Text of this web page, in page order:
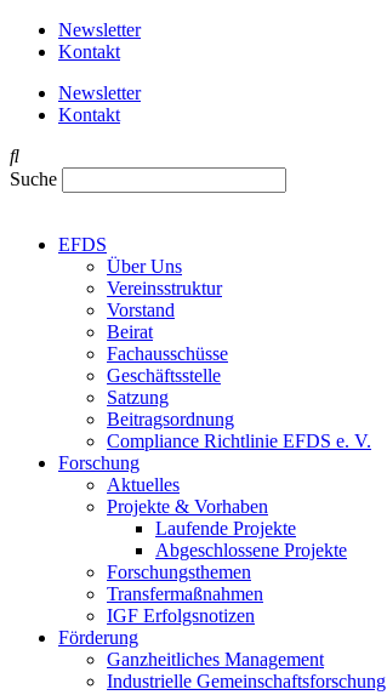
Newsletter
Kontakt
Newsletter
Kontakt
Suche
EFDS
Über Uns
Vereinsstruktur
Vorstand
Beirat
Fachausschüsse
Geschäftsstelle
Satzung
Beitragsordnung
Compliance Richtlinie EFDS e. V.
Forschung
Aktuelles
Projekte & Vorhaben
Laufende Projekte
Abgeschlossene Projekte
Forschungsthemen
Transfermaßnahmen
IGF Erfolgsnotizen
Förderung
Ganzheitliches Management
Industrielle Gemeinschaftsforschung